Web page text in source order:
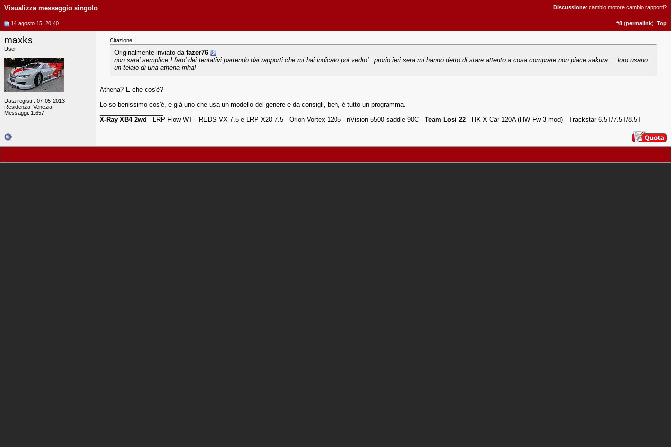
Discussione: cambio motore cambio rapporti?
Visualizza messaggio singolo
14 agosto 15, 20:40 #8 (permalink) Top
maxks
User
Data registr.: 07-05-2013
Residenza: Venezia
Messaggi: 1.657
Citazione:
Originalmente inviato da fazer76
non sara' semplice ! faro' dei tentativi partendo dai rapporti che mi hai indicato poi vedro' . prorio ieri sera mi hanno detto di stare attento a cosa comprare non piace sakura ... loro usano
un telaio di una athena mha!
Athena? E che cos'è?
Lo so benissimo cos'è, e già uno che usa un modello del genere e da consigli, beh, è tutto un programma.
X-Ray XB4 2wd - LRP Flow WT - REDS VX 7.5 e LRP X20 7.5 - Orion Vortex 1205 - nVision 5500 saddle 90C - Team Losi 22 - HK X-Car 120A (HW Fw 3 mod) - Trackstar 6.5T/7.5T/8.5T